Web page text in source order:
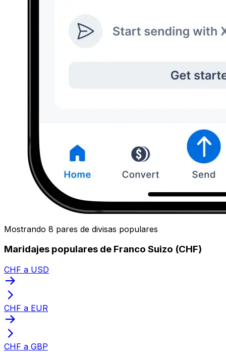
Mostrando 8 pares de divisas populares
Maridajes populares de Franco Suizo (CHF)
CHF a USD
CHF a EUR
CHF a GBP